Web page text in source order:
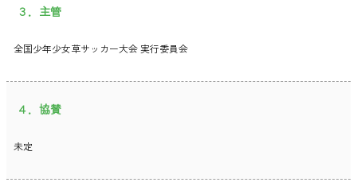
３．主管
全国少年少女草サッカー大会 実行委員会
４．協賛
未定